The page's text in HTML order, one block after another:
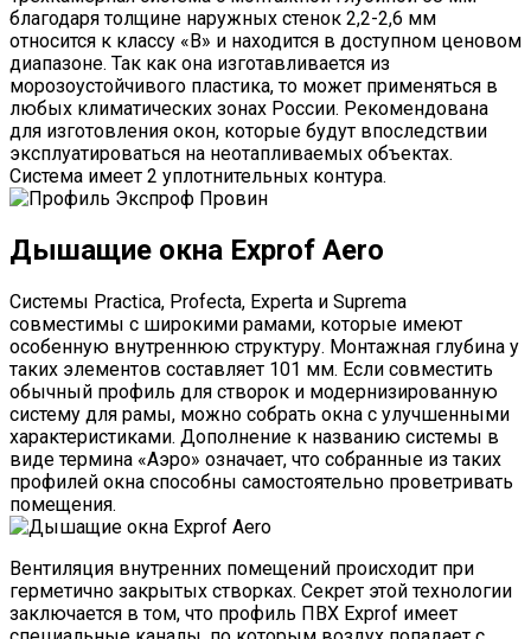
благодаря толщине наружных стенок 2,2-2,6 мм
относится к классу «В» и находится в доступном ценовом
диапазоне. Так как она изготавливается из
морозоустойчивого пластика, то может применяться в
любых климатических зонах России. Рекомендована
для изготовления окон, которые будут впоследствии
эксплуатироваться на неотапливаемых объектах.
Система имеет 2 уплотнительных контура.
Дышащие окна Exprof Aero
Системы Practica, Profecta, Experta и Suprema
совместимы с широкими рамами, которые имеют
особенную внутреннюю структуру. Монтажная глубина у
таких элементов составляет 101 мм. Если совместить
обычный профиль для створок и модернизированную
систему для рамы, можно собрать окна с улучшенными
характеристиками. Дополнение к названию системы в
виде термина «Аэро» означает, что собранные из таких
профилей окна способны самостоятельно проветривать
помещения.
Вентиляция внутренних помещений происходит при
герметично закрытых створках. Секрет этой технологии
заключается в том, что профиль ПВХ Exprof имеет